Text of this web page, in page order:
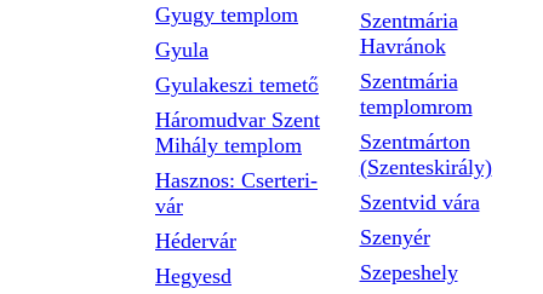
Gyugy templom
Gyula
Gyulakeszi temető
Háromudvar Szent
Mihály templom
Hasznos: Cserteri-
vár
Hédervár
Hegyesd
Szentmária
Havránok
Szentmária
templomrom
Szentmárton
(Szenteskirály)
Szentvid vára
Szenyér
Szepeshely